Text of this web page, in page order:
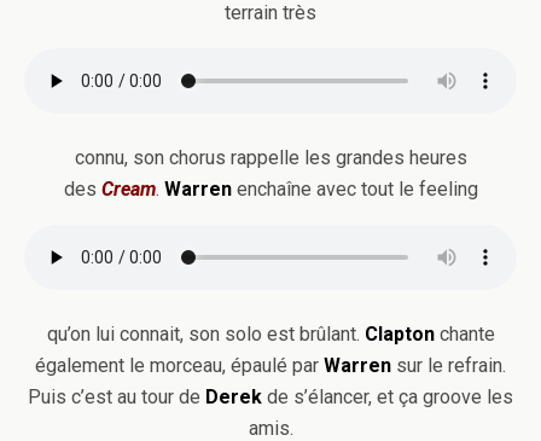
terrain très
connu, son chorus rappelle les grandes heures
des Cream. Warrenenchaîne avec tout le feeling
qu’on lui connait, son solo est brûlant. Claptonchante
également le morceau, épaulé par Warren sur le refrain.
Puis c’est au tour de Derek de s’élancer, et ça groove les
amis.